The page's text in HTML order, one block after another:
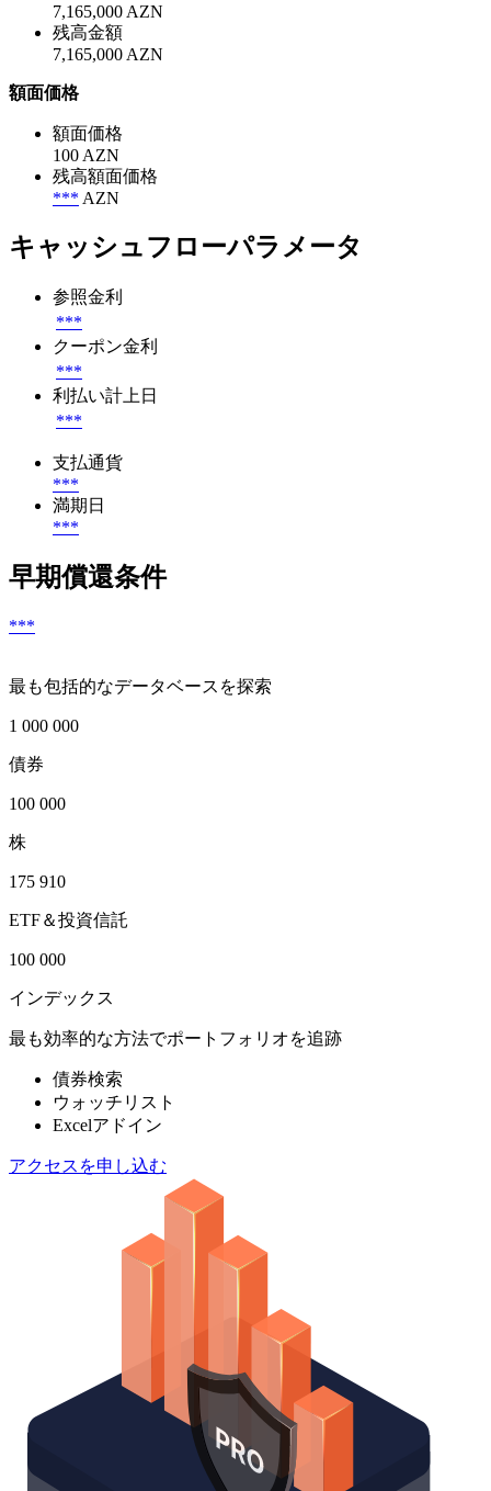
7,165,000 AZN
残高金額
7,165,000 AZN
額面価格
額面価格
100 AZN
残高額面価格
*** AZN
キャッシュフローパラメータ
参照金利
***
クーポン金利
***
利払い計上日
***
支払通貨
***
満期日
***
早期償還条件
***
最も包括的なデータベースを探索
1 000 000
債券
100 000
株
175 910
ETF＆投資信託
100 000
インデックス
最も効率的な方法でポートフォリオを追跡
債券検索
ウォッチリスト
Excelアドイン
アクセスを申し込む